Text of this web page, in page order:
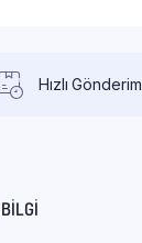
Hızlı Gönderim
BILGI